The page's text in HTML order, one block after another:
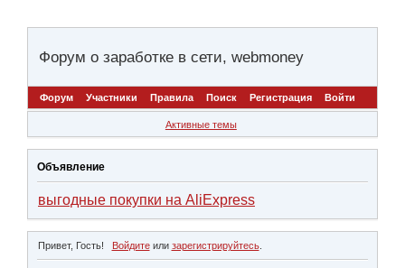
Форум о заработке в сети, webmoney
Форум Участники Правила Поиск Регистрация Войти
Активные темы
Объявление
выгодные покупки на AliExpress
Привет, Гость! Войдитеили зарегистрируйтесь.